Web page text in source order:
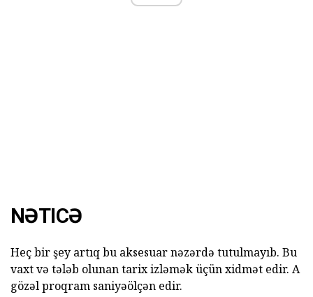
NƏTICƏ
Heç bir şey artıq bu aksesuar nəzərdə tutulmayıb. Bu
vaxt və tələb olunan tarix izləmək üçün xidmət edir. A
gözəl proqram saniyəölçən edir.